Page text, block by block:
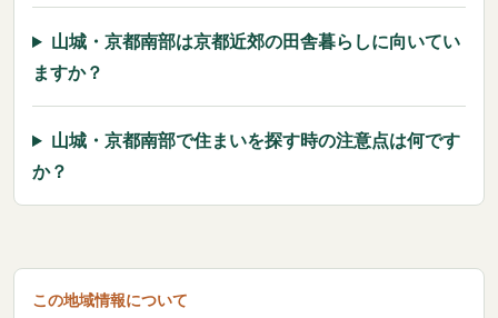
山城・京都南部は京都近郊の田舎暮らしに向いてい
ますか？
山城・京都南部で住まいを探す時の注意点は何です
か？
この地域情報について